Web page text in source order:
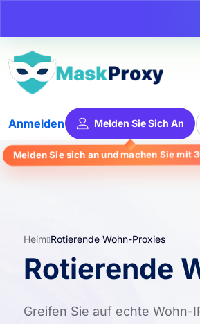
Anmelden Melden Sie Sich An
Melden Sie sich an und machen Sie mit
Heim Rotierende Wohn-Proxies
Rotierende
Greifen Sie auf echte Wohn-